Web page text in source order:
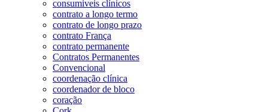
consumiveis clínicos
contrato a longo termo
contrato de longo prazo
contrato França
contrato permanente
Contratos Permanentes
Convencional
coordenação clínica
coordenador de bloco
coração